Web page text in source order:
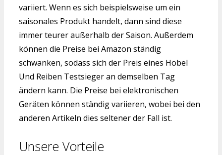
variiert. Wenn es sich beispielsweise um ein
saisonales Produkt handelt, dann sind diese
immer teurer außerhalb der Saison. Außerdem
können die Preise bei Amazon ständig
schwanken, sodass sich der Preis eines Hobel
Und Reiben Testsieger an demselben Tag
ändern kann. Die Preise bei elektronischen
Geräten können ständig variieren, wobei bei den
anderen Artikeln dies seltener der Fall ist.
Unsere Vorteile